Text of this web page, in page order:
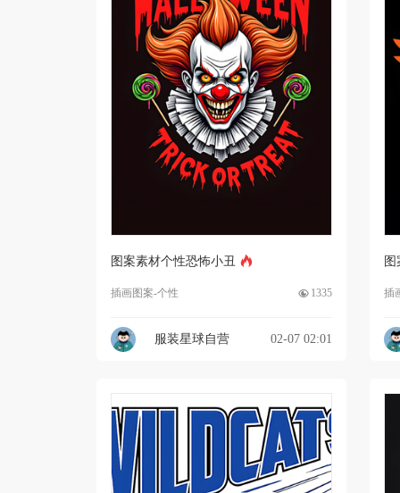
图案素材个性恐怖小丑
插画图案-个性 1335
服装星球自营 02-07 02:01
插